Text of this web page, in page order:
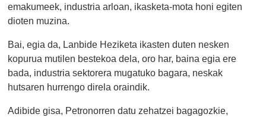
emakumeek, industria arloan, ikasketa-mota honi egiten
dioten muzina.
Bai, egia da, Lanbide Heziketa ikasten duten nesken
kopurua mutilen bestekoa dela, oro har, baina egia ere
bada, industria sektorera mugatuko bagara, neskak
hutsaren hurrengo direla oraindik.
Adibide gisa, Petronorren datu zehatzei bagagozkie,